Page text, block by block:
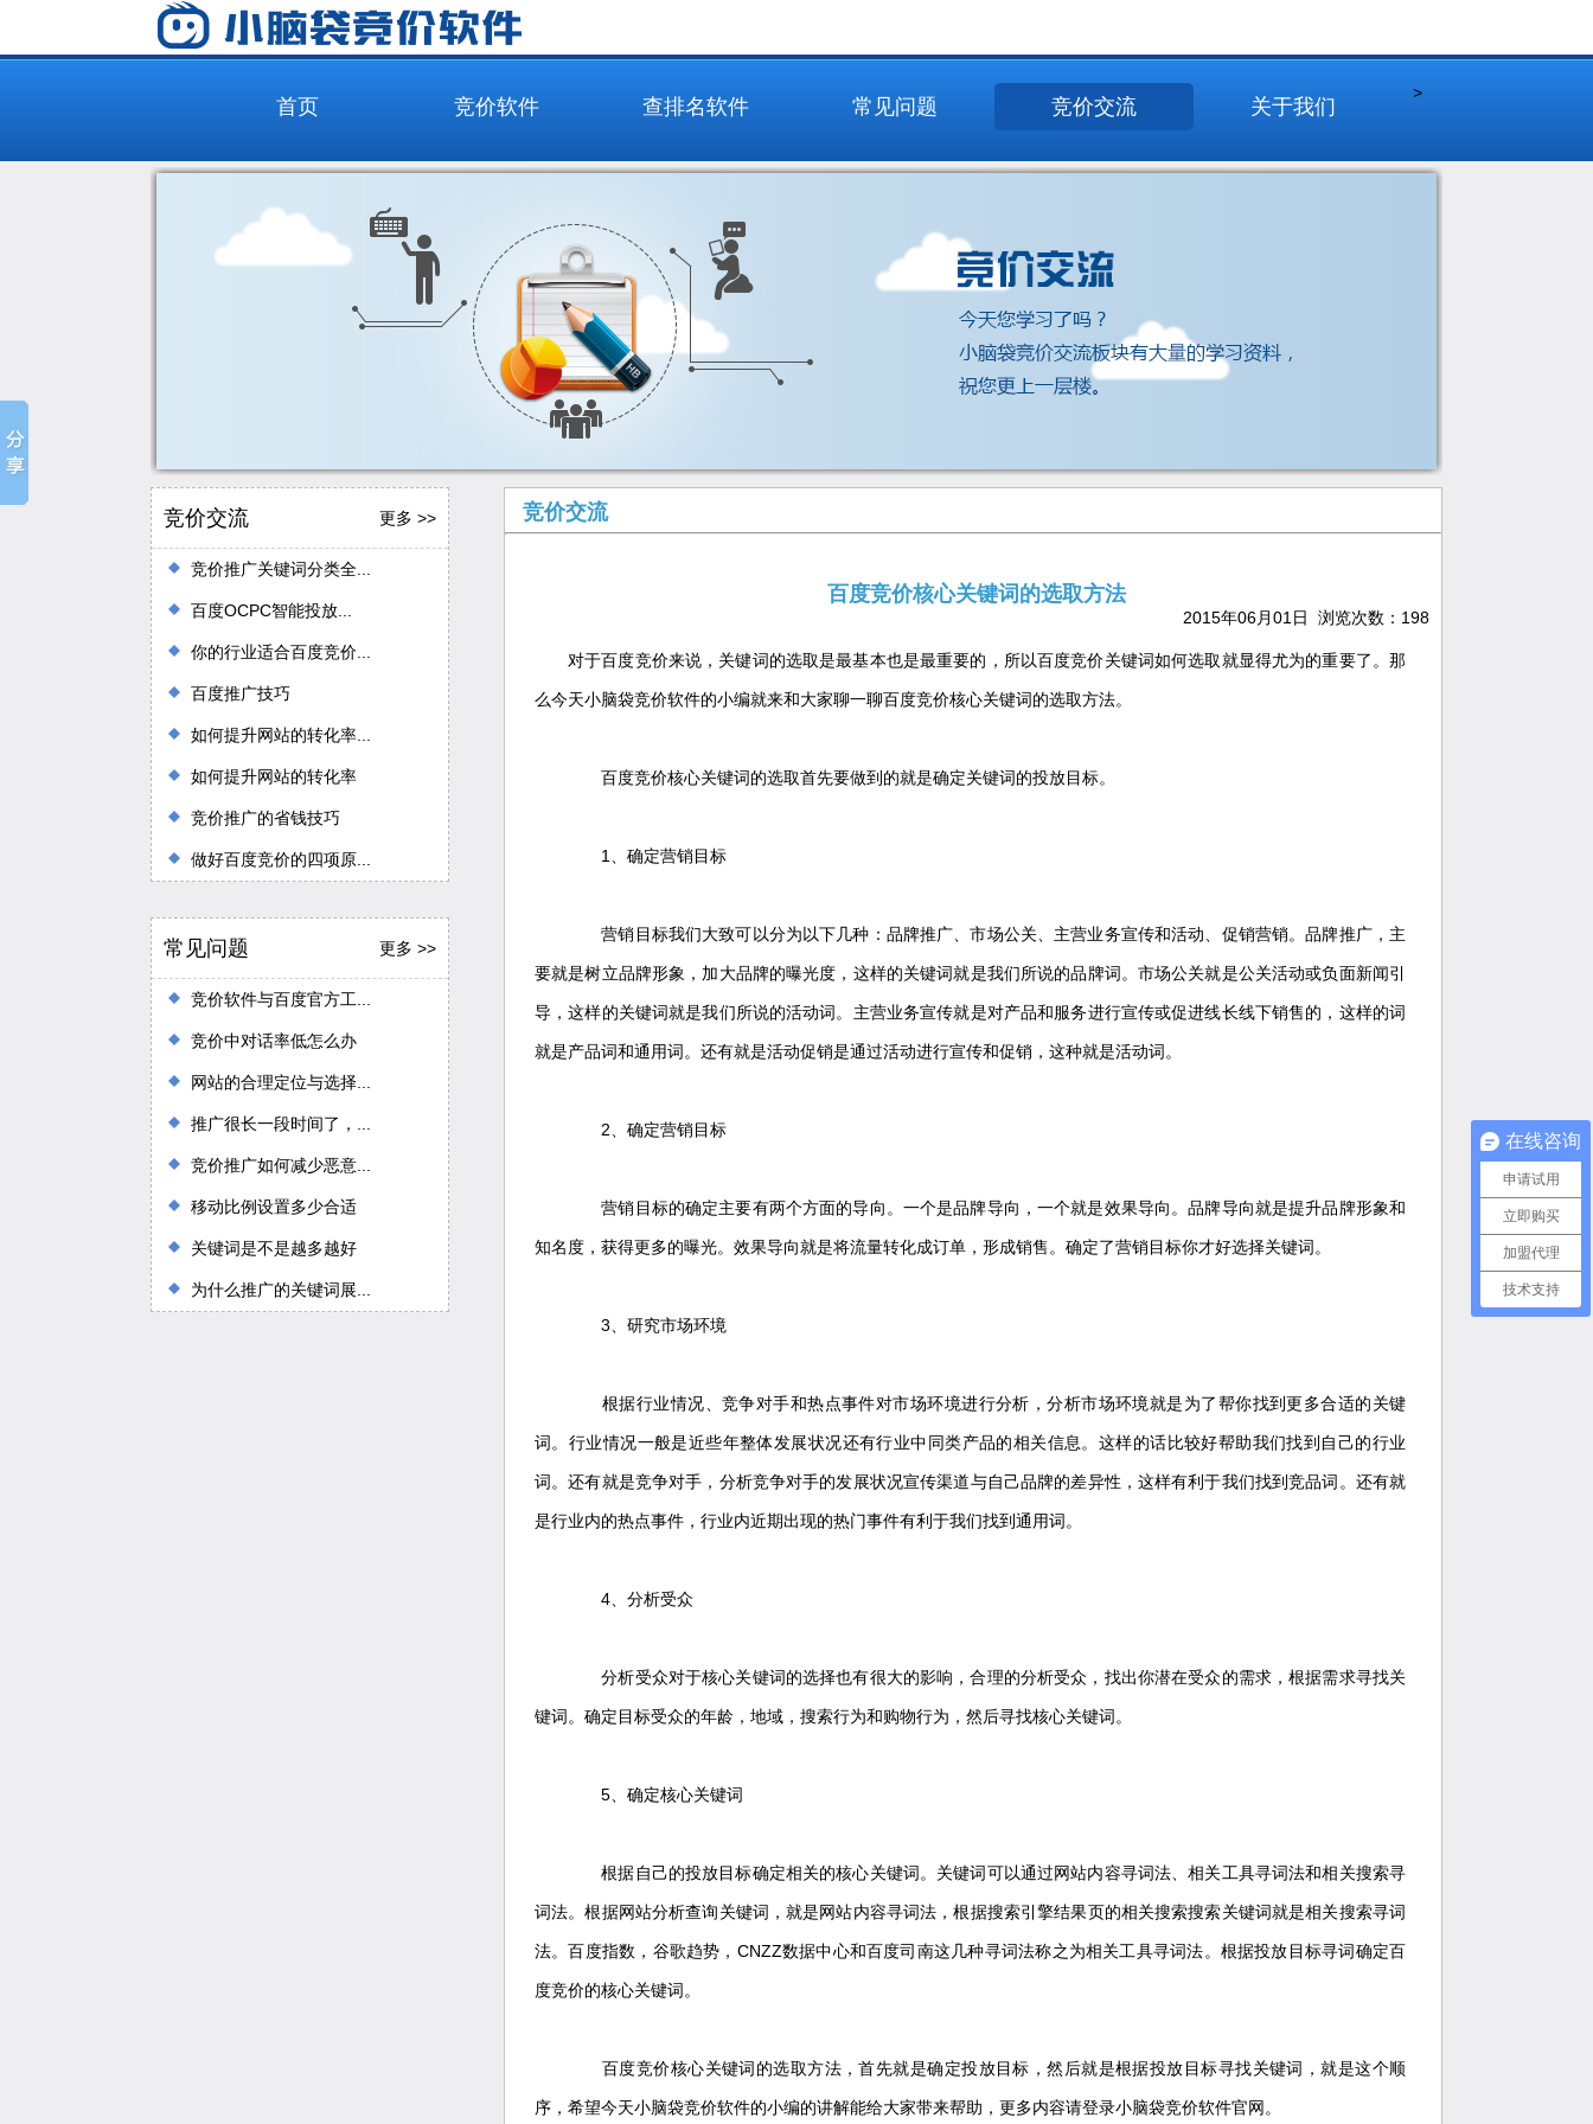
首页 竞价软件 查排名软件
>
常见问题 竞价交流 关于我们
竞价交流 更多 >>
竞价推广关键词分类全...
百度OCPC智能投放...
你的行业适合百度竞价...
百度推广技巧
如何提升网站的转化率...
如何提升网站的转化率
竞价推广的省钱技巧
做好百度竞价的四项原...
常见问题 更多 >>
竞价软件与百度官方工...
竞价中对话率低怎么办
网站的合理定位与选择...
推广很长一段时间了，...
竞价推广如何减少恶意...
移动比例设置多少合适
关键词是不是越多越好
为什么推广的关键词展...
竞价交流
百度竞价核心关键词的选取方法
2015年06月01日 浏览次数： 198
对于百度竞价来说，关键词的选取是最基本也是最重要的，所以百度竞价关键词如何选取就显得尤为的重要了。那
么今天小脑袋竞价软件的小编就来和大家聊一聊百度竞价核心关键词的选取方法。
百度竞价核心关键词的选取首先要做到的就是确定关键词的投放目标。
1、确定营销目标
营销目标我们大致可以分为以下几种：品牌推广、市场公关、主营业务宣传和活动、促销营销。品牌推广，主
要就是树立品牌形象，加大品牌的曝光度，这样的关键词就是我们所说的品牌词。市场公关就是公关活动或负面新闻引
导，这样的关键词就是我们所说的活动词。主营业务宣传就是对产品和服务进行宣传或促进线长线下销售的，这样的词
就是产品词和通用词。还有就是活动促销是通过活动进行宣传和促销，这种就是活动词。
2、确定营销目标
营销目标的确定主要有两个方面的导向。一个是品牌导向，一个就是效果导向。品牌导向就是提升品牌形象和
知名度，获得更多的曝光。效果导向就是将流量转化成订单，形成销售。确定了营销目标你才好选择关键词。
3、研究市场环境
根据行业情况、竞争对手和热点事件对市场环境进行分析，分析市场环境就是为了帮你找到更多合适的关键
词。行业情况一般是近些年整体发展状况还有行业中同类产品的相关信息。这样的话比较好帮助我们找到自己的行业
词。还有就是竞争对手，分析竞争对手的发展状况宣传渠道与自己品牌的差异性，这样有利于我们找到竞品词。还有就
是行业内的热点事件，行业内近期出现的热门事件有利于我们找到通用词。
4、分析受众
分析受众对于核心关键词的选择也有很大的影响，合理的分析受众，找出你潜在受众的需求，根据需求寻找关
键词。确定目标受众的年龄，地域，搜索行为和购物行为，然后寻找核心关键词。
5、确定核心关键词
根据自己的投放目标确定相关的核心关键词。关键词可以通过网站内容寻词法、相关工具寻词法和相关搜索寻
词法。根据网站分析查询关键词，就是网站内容寻词法，根据搜索引擎结果页的相关搜索搜索关键词就是相关搜索寻词
法。百度指数，谷歌趋势，CNZZ数据中心和百度司南这几种寻词法称之为相关工具寻词法。根据投放目标寻词确定百
度竞价的核心关键词。
百度竞价核心关键词的选取方法，首先就是确定投放目标，然后就是根据投放目标寻找关键词，就是这个顺
序，希望今天小脑袋竞价软件的小编的讲解能给大家带来帮助，更多内容请登录小脑袋竞价软件官网。
在线咨询
申请试用
立即购买
加盟代理
技术支持